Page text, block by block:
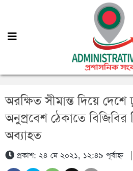
অরক্ষিত সীমান্ত দিয়ে
অনুপ্রবেশ ঠেকাতে
অব্যাহত
প্রকাশ: ২৪ মে ২০২১, ১২:৪৯ পূর্বাহ্ন